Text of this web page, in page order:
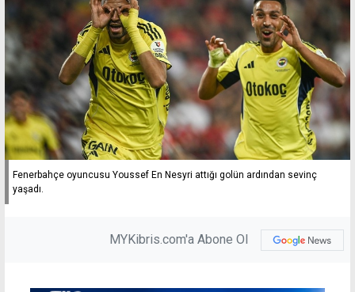
Fenerbahçe oyuncusu Youssef En Nesyri attığı golün ardından sevinç
yaşadı.
MYKibris.com'a Abone Ol